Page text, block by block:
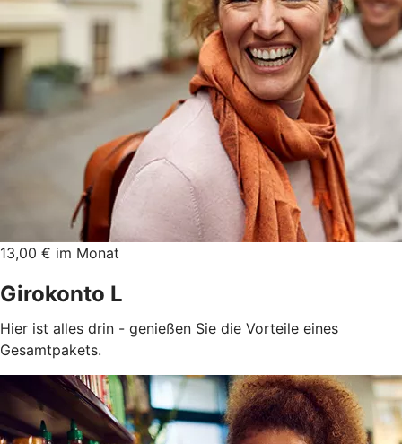
13,00 € im Monat
Girokonto L
Hier ist alles drin - genießen Sie die Vorteile eines
Gesamtpakets.